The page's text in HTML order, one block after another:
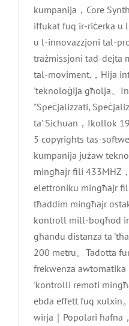
kumpanija，Core
iffukat fuq ir-riċerka u
u l-innovazzjoni tal-
trażmissjoni tad-dejta
tal-moviment.，Hija
'teknoloġija għolja、
"Speċjalizzati,
ta' Sichuan，Ikollok
5 copyrights tas-
kumpanija jużaw
mingħajr fili 433MHZ
elettroniku mingħajr
tħaddim mingħajr
kontroll mill-bogħod
għandu distanza ta
200 metru。Tadotta
frekwenza
'kontrolli remoti
ebda effett fuq xulxin
wirja｜Popolari ħafna